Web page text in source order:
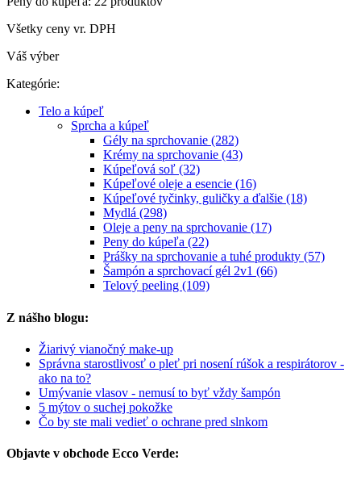
Všetky ceny vr. DPH
Váš výber
Kategórie:
Telo a kúpeľ
Sprcha a kúpeľ
Gély na sprchovanie (282)
Krémy na sprchovanie (43)
Kúpeľová soľ (32)
Kúpeľové oleje a esencie (16)
Kúpeľové tyčinky, guličky a ďalšie (18)
Mydlá (298)
Oleje a peny na sprchovanie (17)
Peny do kúpeľa (22)
Prášky na sprchovanie a tuhé produkty (57)
Šampón a sprchovací gél 2v1 (66)
Telový peeling (109)
Z nášho blogu:
Žiarivý vianočný make-up
Správna starostlivosť o pleť pri nosení rúšok a respirátorov -
ako na to?
Umývanie vlasov - nemusí to byť vždy šampón
5 mýtov o suchej pokožke
Čo by ste mali vedieť o ochrane pred slnkom
Objavte v obchode Ecco Verde: